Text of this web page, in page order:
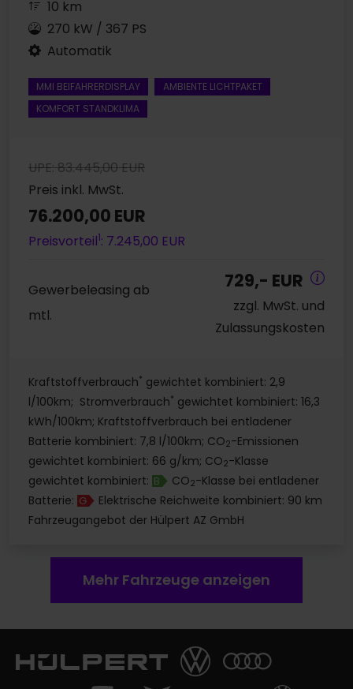
10 km
270 kW / 367 PS
Automatik
MMI BEIFAHRERDISPLAY
AMBIENTE LICHTPAKET
KOMFORT STANDKLIMA
UPE: 83.445,00 EUR
Preis inkl. MwSt.
76.200,00 EUR
Preisvorteil1: 7.245,00 EUR
Gewerbeleasing ab
mtl.
729,- EUR
zzgl. MwSt. und
Zulassungskosten
Kraftstoffverbrauch* gewichtet kombiniert: 2,9
l/100km; Stromverbrauch* gewichtet kombiniert: 16,3
kWh/100km; Kraftstoffverbrauch bei entladener
Batterie kombiniert: 7,8 l/100km; CO2-Emissionen
gewichtet kombiniert: 66 g/km; CO2-Klasse
gewichtet kombiniert: B CO2-Klasse bei entladener
Batterie: G
Elektrische Reichweite kombiniert: 90 km
Fahrzeugangebot der Hülpert AZ GmbH
Mehr Fahrzeuge anzeigen